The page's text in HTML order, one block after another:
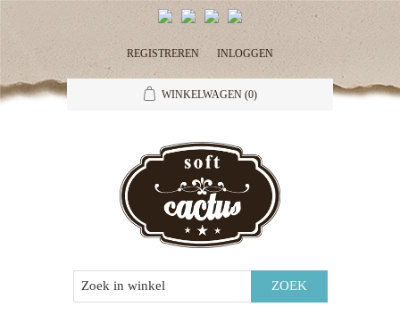
REGISTREREN INLOGGEN
WINKELWAGEN (0)